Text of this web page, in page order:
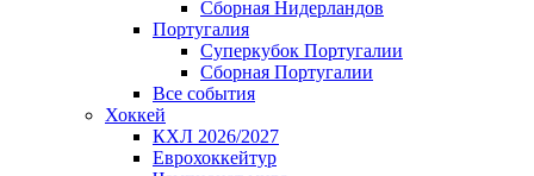
Сборная Нидерландов
Португалия
Суперкубок Португалии
Сборная Португалии
Все события
Хоккей
КХЛ 2026/2027
Еврохоккейтур